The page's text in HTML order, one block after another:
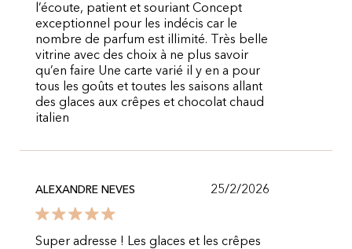
l’écoute, patient et souriant Concept
exceptionnel pour les indécis car le
nombre de parfum est illimité. Très belle
vitrine avec des choix à ne plus savoir
qu’en faire Une carte varié il y en a pour
tous les goûts et toutes les saisons allant
des glaces aux crêpes et chocolat chaud
italien
ALEXANDRE NEVES 25/2/2026
Super adresse ! Les glaces et les crêpes